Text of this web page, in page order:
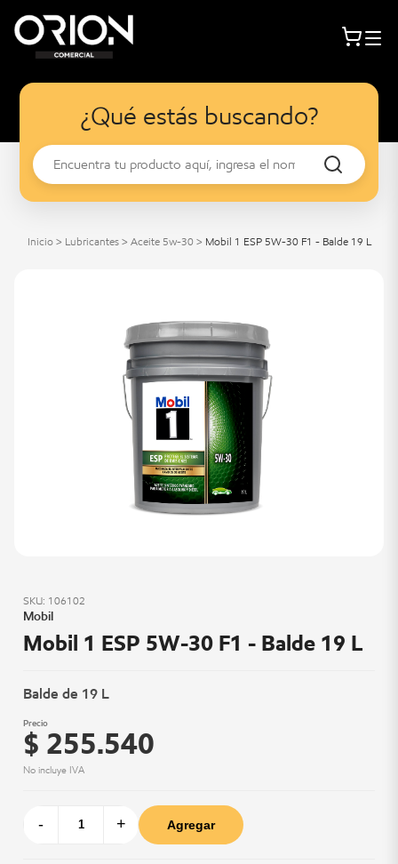
¿Qué estás buscando?
Inicio > Lubricantes > Aceite 5w-30 > Mobil 1 ESP 5W-30 F1 - Balde 19 L
SKU: 106102
Mobil
Mobil 1 ESP 5W-30 F1 - Balde 19 L
Balde de 19 L
Precio
$ 255.540
No incluye IVA
- + Agregar